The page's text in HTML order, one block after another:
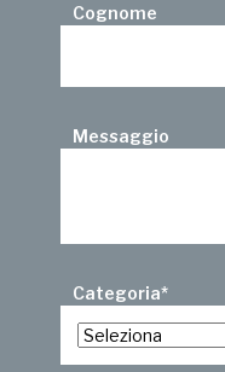
Cognome
Messaggio
Categoria*